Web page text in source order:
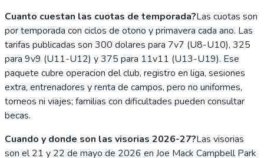
Cuanto cuestan las cuotas de temporada?Las cuotas son
por temporada con ciclos de otono y primavera cada ano. Las
tarifas publicadas son 300 dolares para 7v7 (U8-U10), 325
para 9v9 (U11-U12) y 375 para 11v11 (U13-U19). Ese
paquete cubre operacion del club, registro en liga, sesiones
extra, entrenadores y renta de campos, pero no uniformes,
torneos ni viajes; familias con dificultades pueden consultar
becas.
Cuando y donde son las visorias 2026-27?Las visorias
son el 21 y 22 de mayo de 2026 en Joe Mack Campbell Park